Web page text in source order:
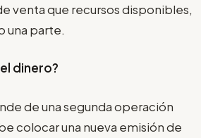
venta que recursos disponibles,
una parte.
dinero?
de una segunda operación
colocar una nueva emisión de